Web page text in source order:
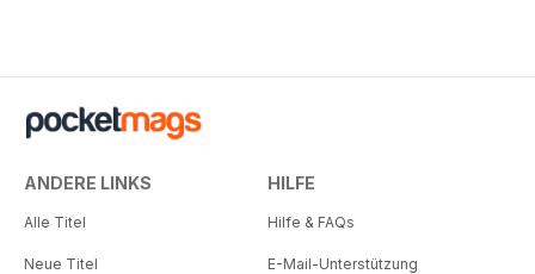
ANDERE LINKS
Alle Titel
Neue Titel
HILFE
Hilfe & FAQs
E-Mail-Unterstützung